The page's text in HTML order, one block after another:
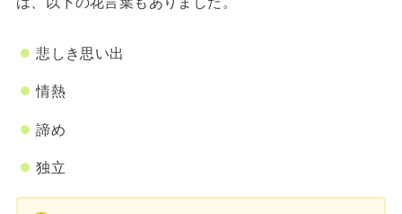
悲しき思い出
情熱
諦め
独立